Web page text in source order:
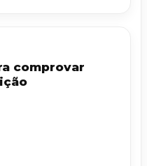
comprovar